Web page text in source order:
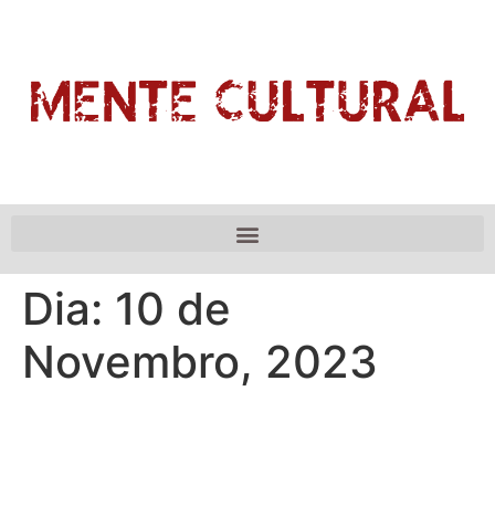
Dia: 10 de
Novembro, 2023